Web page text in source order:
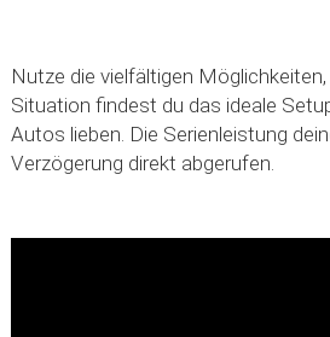
Nutze die vielfältigen
Situation findest du das ideale
Autos lieben. Die Serienleistung
Verzögerung direkt abgerufen.
Slide02